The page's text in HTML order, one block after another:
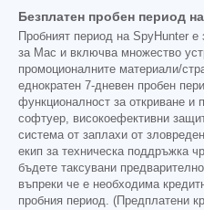
Безплатен пробен период
Пробният период на SpyHunter
за Mac и включва множество
промоционалните материали/
еднократен 7-дневен пробен
функционалност за откриване и
софтуер, високоефективни
система от заплахи от
екип за техническа поддръжка
бъдете таксувани
въпреки че е необходима
пробния период. (Предплатени